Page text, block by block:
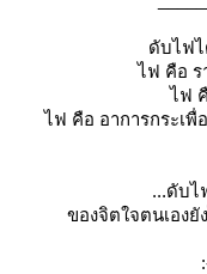
ดับไฟไ
ไฟ คือ ร
ไฟ คื
ไฟ คือ อาการกระเพื่
...ดับไ
ของจิตใจตนเอง